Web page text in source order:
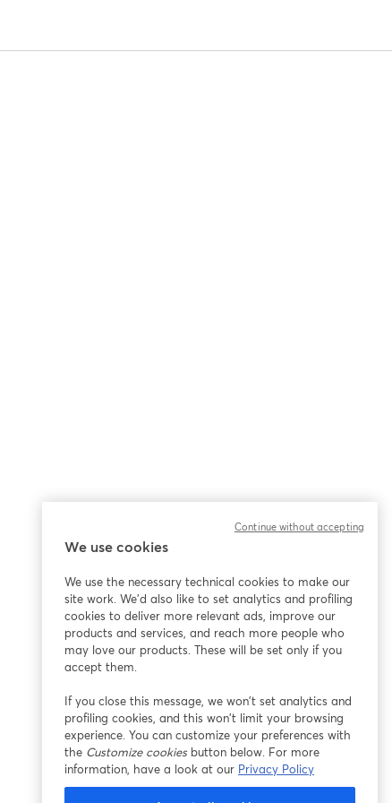
We use cookies
We use the necessary technical cookies to make our
site work. We'd also like to set analytics and profiling
cookies to deliver more relevant ads, improve our
products and services, and reach more people who
may love our products. These will be set only if you
accept them.
If you close this message, we won’t set analytics and
profiling cookies, and this won’t limit your browsing
experience. You can customize your preferences with
the Customize cookiesbutton below. For more
information, have a look at our Privacy Policy
Continue without accepting